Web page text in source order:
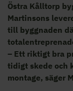
Östra Kålltorp
Martinsons
till byggnaden
– Ett riktigt bra
tidigt skede och
montage, säger